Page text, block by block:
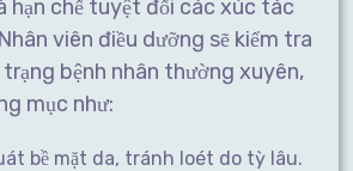
hạn chế tuyệt đối các xúc tác
viên điều dưỡng sẽ kiểm tra
bệnh nhân thường xuyên,
mục như:
bề mặt da, tránh loét do tỳ lâu.